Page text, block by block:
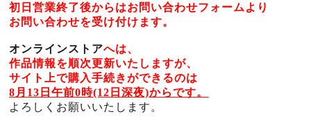
初日営業終了後からはお問い合わせフォームより
お問い合わせを受け付けます。
オンラインストアへは、
作品情報を順次更新いたしますが、
サイト上で購入手続きができるのは
8月13日午前0時(12日深夜)からです。
よろしくお願いいたします。